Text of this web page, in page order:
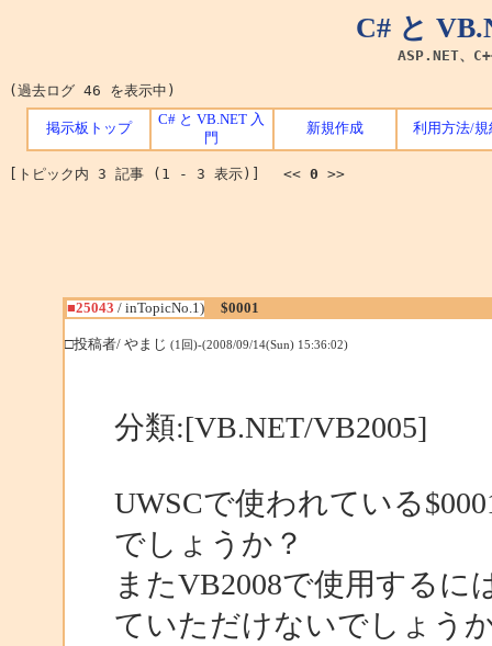
C# と
ASP.NET、
(過去ログ 46 を表示中)
掲示板トップ
C# と VB.NET 入
門
新規作成 利用方法/規
[トピック内 3 記事 (1 - 3 表示)] << 0 >>
■25043 / inTopicNo.1) $0001
□投稿者/ やまじ (1回)-(2008/09/14(Sun) 15:36:02)
分類:[VB.NET/VB2005]
UWSCで使われている
でしょうか？
またVB2008で使用する
ていただけないでしょう